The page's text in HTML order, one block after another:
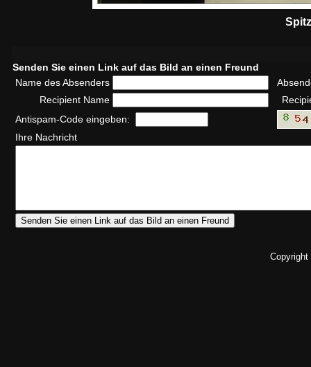
Senden Sie einen Link auf das Bild an einen Freund
Name des Absenders
Recipient Name
Antispam-Code eingeben:
Ihre Nachricht